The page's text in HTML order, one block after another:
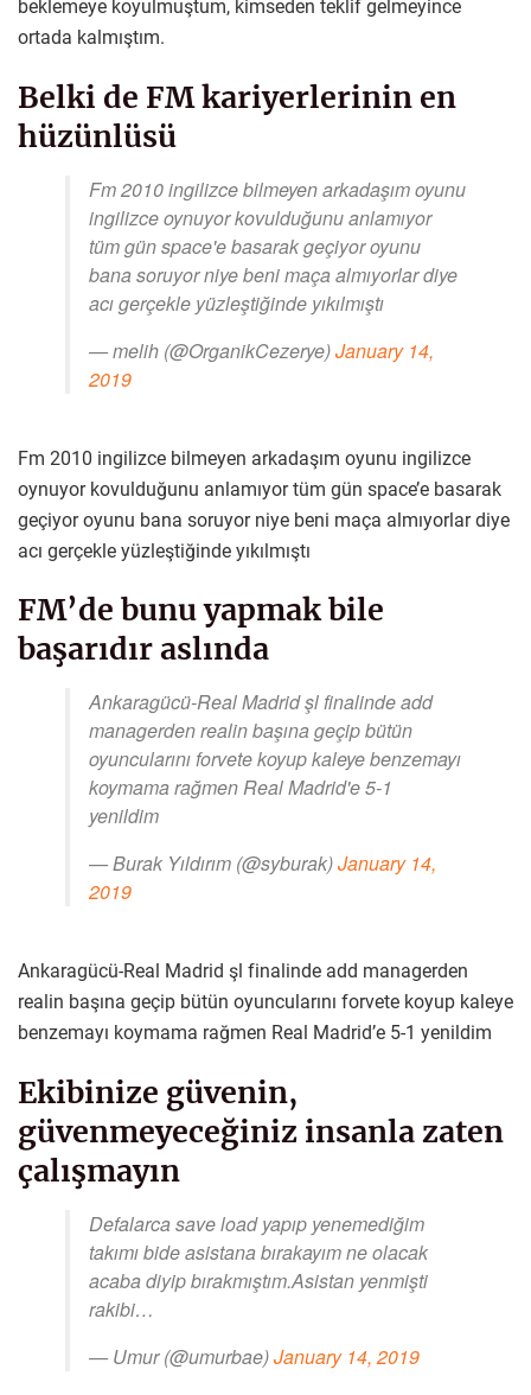
beklemeye koyulmuştum, kimseden teklif gelmeyince
ortada kalmıştım.
Belki de FM kariyerlerinin en
hüzünlüsü
Fm 2010 ingilizce bilmeyen arkadaşım oyunu
ingilizce oynuyor kovulduğunu anlamıyor
tüm gün space'e basarak geçiyor oyunu
bana soruyor niye beni maça almıyorlar diye
acı gerçekle yüzleştiğinde yıkılmıştı
— melih (@OrganikCezerye)January 14,
2019
Fm 2010 ingilizce bilmeyen arkadaşım oyunu ingilizce
oynuyor kovulduğunu anlamıyor tüm gün space’e basarak
geçiyor oyunu bana soruyor niye beni maça almıyorlar diye
acı gerçekle yüzleştiğinde yıkılmıştı
FM’de bunu yapmak bile
başarıdır aslında
Ankaragücü-Real Madrid şl finalinde add
managerden realin başına geçip bütün
oyuncularını forvete koyup kaleye benzemayı
koymama rağmen Real Madrid'e 5-1
yenildim
— Burak Yıldırım (@syburak)January 14,
2019
Ankaragücü-Real Madrid şl finalinde add managerden
realin başına geçip bütün oyuncularını forvete koyup kaleye
benzemayı koymama rağmen Real Madrid’e 5-1 yenildim
Ekibinize güvenin,
güvenmeyeceğiniz insanla zaten
çalışmayın
Defalarca save load yapıp yenemediğim
takımı bide asistana bırakayım ne olacak
acaba diyip bırakmıştım.Asistan yenmişti
rakibi…
— Umur (@umurbae)January 14, 2019